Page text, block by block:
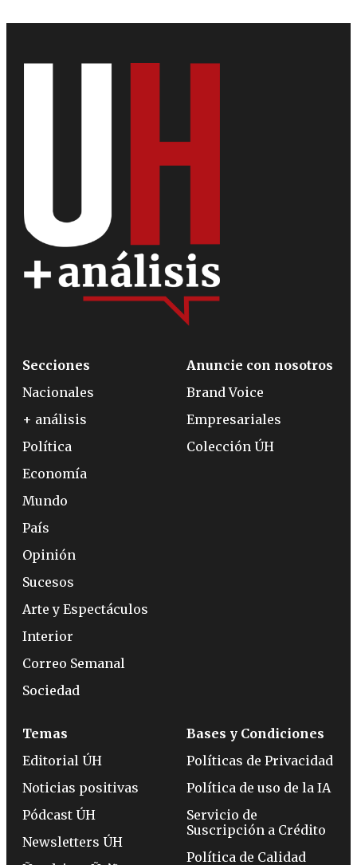
Secciones
Nacionales
+ análisis
Política
Economía
Mundo
País
Opinión
Sucesos
Arte y Espectáculos
Interior
Correo Semanal
Sociedad
Anuncie con nosotros
Brand Voice
Empresariales
Colección ÚH
Temas
Editorial ÚH
Noticias positivas
Pódcast ÚH
Newsletters ÚH
Bases y Condiciones
Políticas de Privacidad
Política de uso de la IA
Servicio de
Suscripción a Crédito
Política de Calidad